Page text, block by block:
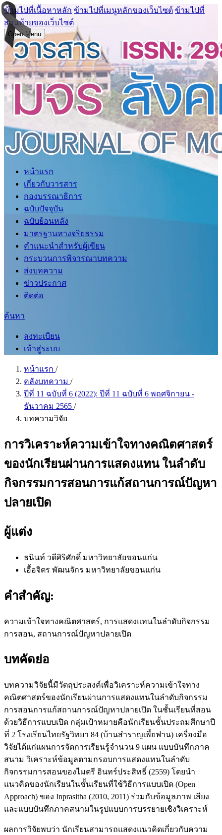
ข้ามไปที่เนื้อหาหลัก ข้ามไปที่เมนูหลักของเว็บไซต์ ข้ามไปที่
ส่วนท้ายของเว็บไซต์
Open Menu
หน้าแรก
เกี่ยวกับวารสาร
กองบรรณาธิการ
ฉบับปัจจุบัน
ฉบับย้อนหลัง
มาตรฐานทางจริยธรรม
คำแนะนำสำหรับผู้เขียน
กระบวนการพิจารณาบทความ
ส่งบทความ
ข่าวประกาศ
ติดต่อ
ค้นหา
ลงทะเบียน
เข้าสู่ระบบ
หน้าแรก /
คลังบทความ /
ปีที่ 11 ฉบับที่ 6 (2022): ปีที่ 11 ฉบับที่ 6 พฤศจิกายน -
ธันวาคม 2565 /
บทความวิจัย
การวิเคราะห์ความเข้าใจทางคณิตศาสตร์
ของนักเรียนผ่านการแสดงแทน ในลำดับ
กิจกรรมการสอนการแก้สถานการณ์ปัญหา
ปลายเปิด
ผู้แต่ง
ธนินท์ วดีศิริศักดิ์ มหาวิทยาลัยขอนแก่น
เอื้อจิตร พัฒนจักร มหาวิทยาลัยขอนแก่น
คำสำคัญ:
ความเข้าใจทางคณิตศาสตร์, การแสดงแทนในลำดับกิจกรรม
การสอน, สถานการณ์ปัญหาปลายเปิด
บทคัดย่อ
บทความวิจัยนี้มีวัตถุประสงค์เพื่อวิเคราะห์ความเข้าใจทาง
คณิตศาสตร์ของนักเรียนผ่านการแสดงแทนในลำดับกิจกรรม
การสอนการแก้สถานการณ์ปัญหาปลายเปิด ในชั้นเรียนที่สอน
ด้วยวิธีการแบบเปิด กลุ่มเป้าหมายคือนักเรียนชั้นประถมศึกษาปี
ที่ 2 โรงเรียนไทยรัฐวิทยา 84 (บ้านสำราญเพี้ยฟาน) เครื่องมือ
วิจัยได้แก่แผนการจัดการเรียนรู้จำนวน 9 แผน แบบบันทึกภาค
สนาม วิเคราะห์ข้อมูลตามกรอบการแสดงแทนในลำดับ
กิจกรรมการสอนของไมตรี อินทร์ประสิทธิ์ (2559) โดยนำ
แนวคิดของนักเรียนในชั้นเรียนที่ใช้วิธีการแบบเปิด (Open
Approach) ของ Inprasitha (2010, 2011) ร่วมกับข้อมูลภาพ เสียง
และแบบบันทึกภาคสนามในรูปแบบการบรรยายเชิงวิเคราะห์
ผลการวิจัยพบว่า นักเรียนสามารถแสดงแนวคิดเกี่ยวกับความ